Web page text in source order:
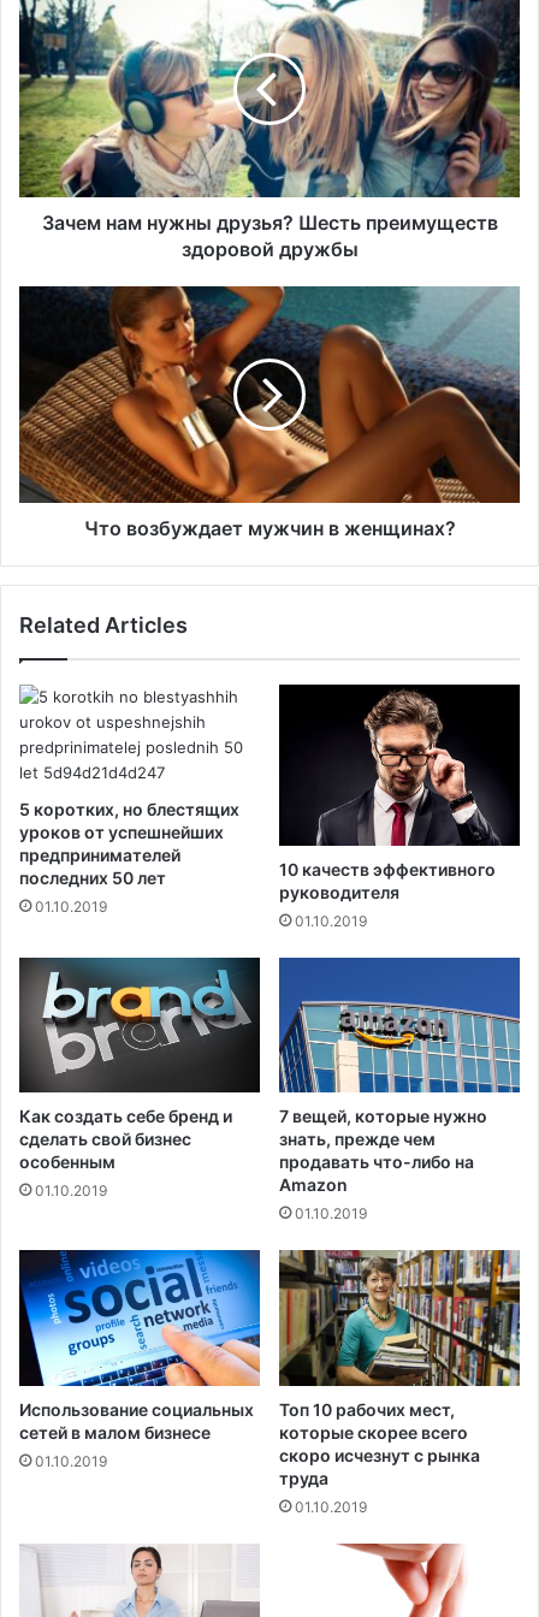
а
е
м
н
а
м
н
ь
я
?
Ш
п
и
м
у
щ
е
с
т
в
з
о
д
у
ж
Зачем нам нужны друзья? Шесть преимуществ
здоровой дружбы
з
б
у
ж
м
ч
и
н
в
ж
е
н
щ
и
а
Что возбуждает мужчин в женщинах?
Related Articles
5 коротких, но блестящих
уроков от успешнейших
предпринимателей
последних 50 лет
01.10.2019
10 качеств эффективного
руководителя
01.10.2019
Как создать себе бренд и
сделать свой бизнес
особенным
01.10.2019
7 вещей, которые нужно
знать, прежде чем
продавать что-либо на
Amazon
01.10.2019
Использование социальных
сетей в малом бизнесе
01.10.2019
Топ 10 рабочих мест,
которые скорее всего
скоро исчезнут с рынка
труда
01.10.2019